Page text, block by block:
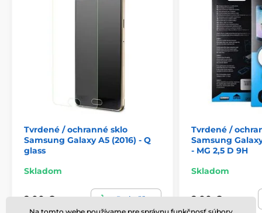
Tvrdené / ochranné sklo
Samsung Galaxy A5 (2016) - Q
glass
Skladom
2,00 € Do košíka
Tvrdené /
Samsung
- MG 2,5 D 9H
Skladom
2,00 €